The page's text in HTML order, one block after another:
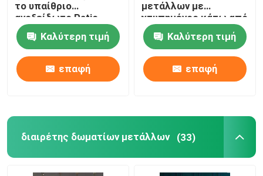
το υπαίθριο
ανοξείδωτο Patio
πάγκων μετάλλων
ξύλινοΚαλύτερη τιμή
επαφή
μετάλλων με
χτυπημένος κάτω από
το οπίσθιο στήριγμα
Καλύτερη τιμή
επαφή
διαιρέτης δωματίων μετάλλων (33)